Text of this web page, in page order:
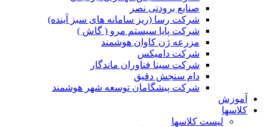
صنایع برودتی نصر
شرکت رسا (ریز سامانه های سبز آینده)
شرکت پایا سیستم مرو ( گاش )
مزرعه ژن کاوان هوشمند
شرکت دامیکس
شرکت سینا فناوران ماندگار
دام سنجش دقیق
شرکت پیشگامان توسعه شهر هوشمند
آموزش
کلاسها
لیست کلاسها